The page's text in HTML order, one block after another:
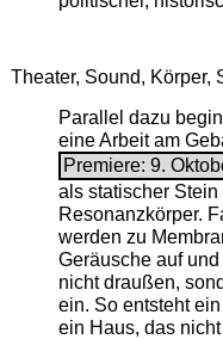
Theater, Sound, Körper,
Parallel dazu
eine Arbeit am
Premiere: 9.
als statischer
Resonanzkörper.
werden zu
Geräusche auf
nicht draußen,
ein. So entsteht
ein Haus, das